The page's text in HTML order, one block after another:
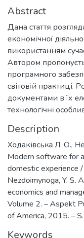
Abstract
Дана стаття
економічної
використанням
Автором
програмного
світовій практиці.
документами в їх
технологічні
Description
Ходаківська Л. О.,
Modern software for
domestic experience /
Nezdoimynoga, Y. S.
economics and
Volume 2. – Aspekt
of America, 2015. –
Keywords